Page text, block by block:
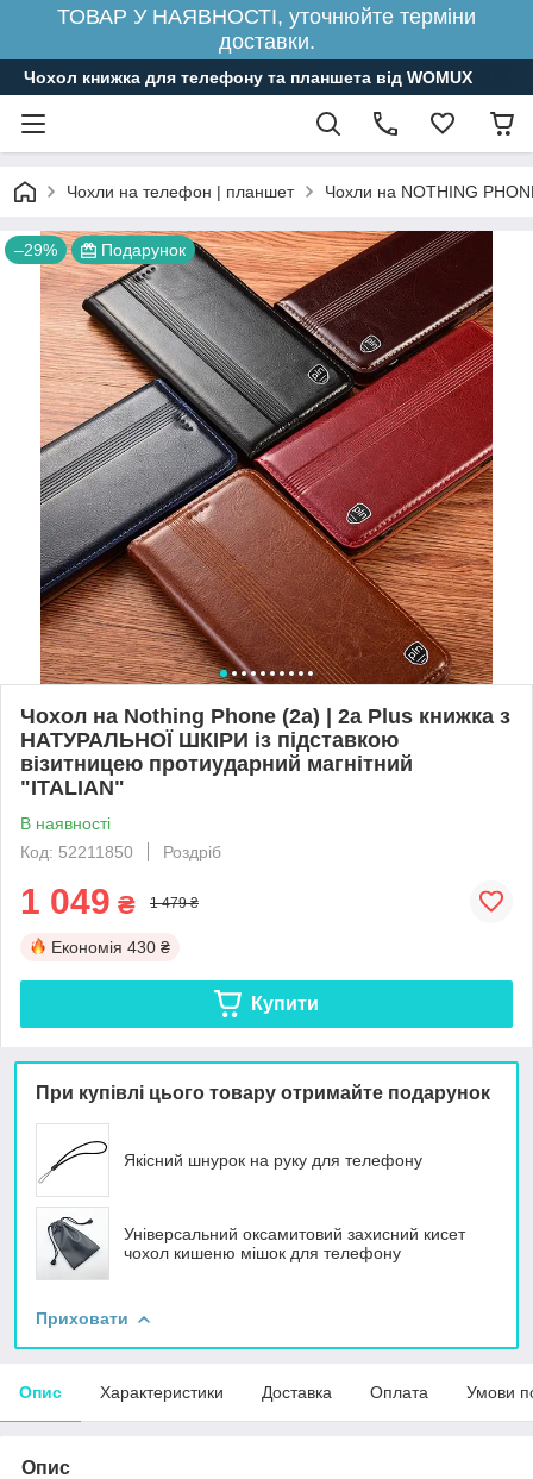
ТОВАР У НАЯВНОСТІ, уточнюйте терміни
доставки.
Чохол книжка для телефону та планшета від WOMUX
Чохли на телефон | планшет Чохли на NOTHING
–29% Подарунок
Чохол на Nothing Phone (2a) | 2a Plus книжка з
НАТУРАЛЬНОЇ ШКІРИ із підставкою
візитницею протиударний магнітний
"ITALIAN"
В наявності
Код: 52211850
Роздріб
1 049 ₴ 1 479 ₴
Економія 430 ₴
Купити
При купівлі цього товару отримайте подарунок
Якісний шнурок на руку для телефону
Універсальний оксамитовий захисний кисет
чохол кишеню мішок для телефону
Приховати
Опис Характеристики Доставка Оплата Умови
Опис